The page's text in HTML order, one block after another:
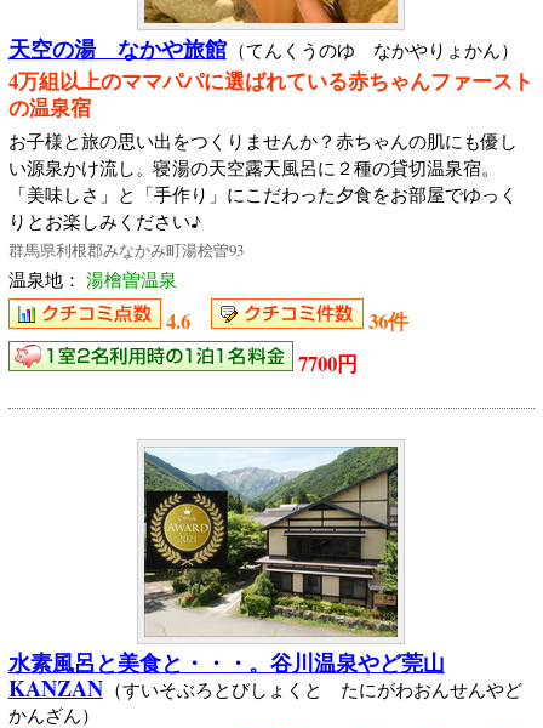
天空の湯 なかや旅館 （てんくうのゆ なかやりょかん）
4万組以上のママパパに選ばれている赤ちゃんファースト
の温泉宿
お子様と旅の思い出をつくりませんか？赤ちゃんの肌にも優し
い源泉かけ流し。寝湯の天空露天風呂に２種の貸切温泉宿。
「美味しさ」と「手作り」にこだわった夕食をお部屋でゆっく
りとお楽しみください♪
群馬県利根郡みなかみ町湯桧曽93
温泉地： 湯檜曽温泉
4.6
36件
7700円
水素風呂と美食と・・・。谷川温泉やど莞山
KANZAN （すいそぶろとびしょくと たにがわおんせんやど
かんざん）